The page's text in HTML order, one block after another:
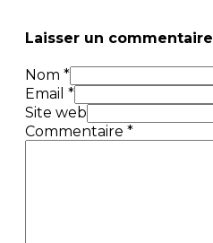
Laisser un commentaire
Nom *
Email *
Site web
Commentaire *